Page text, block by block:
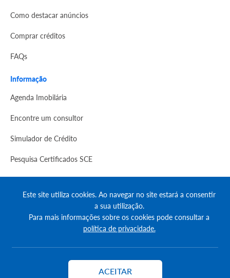
Como destacar anúncios
Comprar créditos
FAQs
Informação
Agenda Imobilária
Encontre um consultor
Simulador de Crédito
Pesquisa Certificados SCE
© Copyright 2023 | CASACERTA. All rights reserved
Este site utiliza cookies. Ao navegar no site estará a consentir
a sua utilização.
Para mais informações sobre os cookies pode consultar a
política de privacidade.
ACEITAR